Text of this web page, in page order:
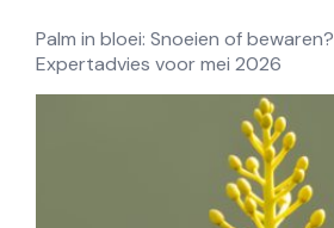
Palm in bloei: Snoeien of bewaren?
Expertadvies voor mei 2026